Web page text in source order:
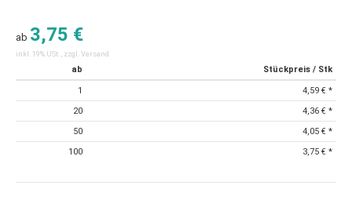
ab 3,75 €
inkl. 19% USt. , zzgl. Versand
ab Stückpreis / Stk
1 4,59 € *
20
4,36 € *
50
4,05 € *
100
3,75 € *